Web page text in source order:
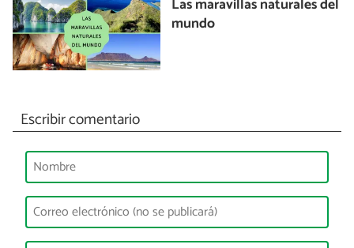
Las maravillas naturales del
mundo
Escribir comentario